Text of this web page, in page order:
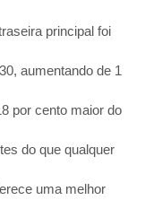
principal foi
aumentando de 1
por cento maior do
do que qualquer
uma melhor